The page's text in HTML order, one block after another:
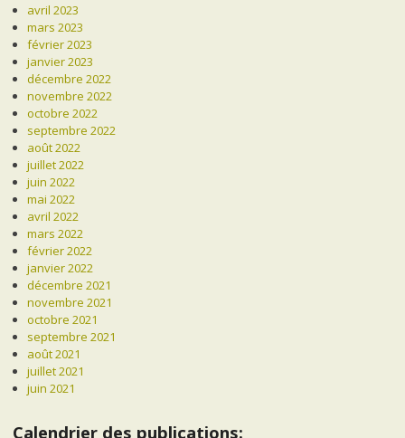
avril 2023
mars 2023
février 2023
janvier 2023
décembre 2022
novembre 2022
octobre 2022
septembre 2022
août 2022
juillet 2022
juin 2022
mai 2022
avril 2022
mars 2022
février 2022
janvier 2022
décembre 2021
novembre 2021
octobre 2021
septembre 2021
août 2021
juillet 2021
juin 2021
Calendrier des publications: